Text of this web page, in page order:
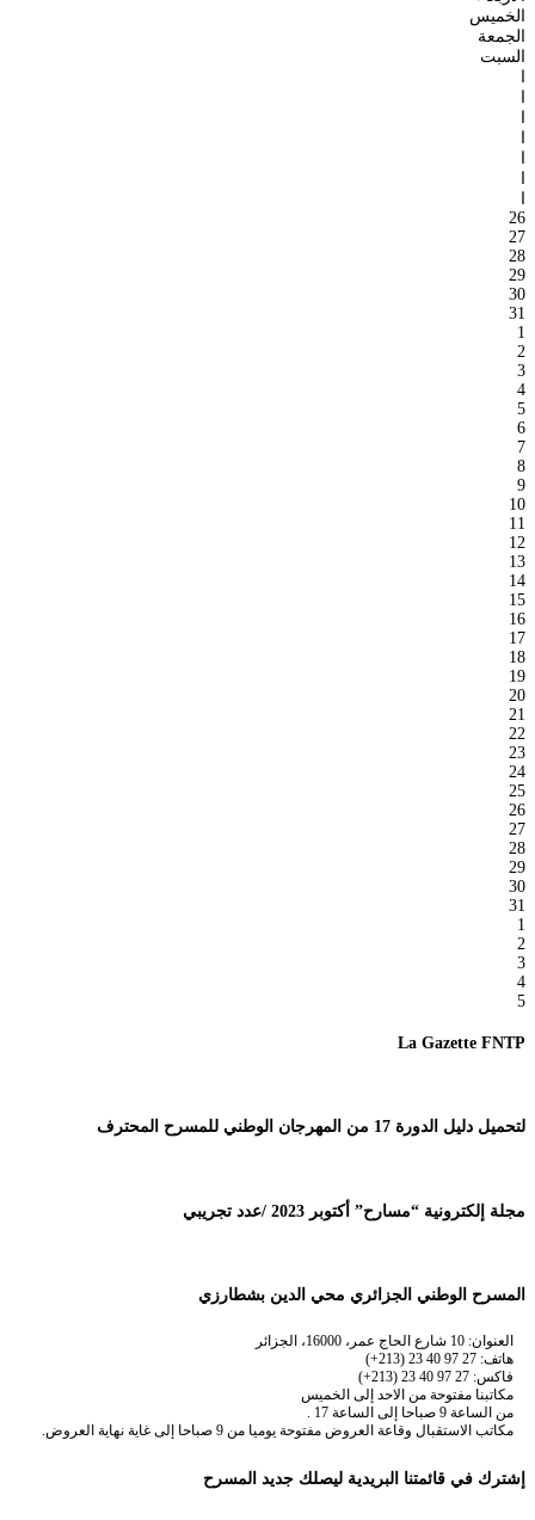
الخميس
الجمعة
السبت
26
27
28
29
30
31
1
2
3
4
5
6
7
8
9
10
11
12
13
14
15
16
17
18
19
20
21
22
23
24
25
26
27
28
29
30
31
1
2
3
4
5
La Gazette FNTP
لتحميل دليل الدورة 17 من المهرجان الوطني للمسرح المحترف
مجلة إلكترونية “مسارح” أكتوبر 2023 /عدد تجريبي
المسرح الوطني الجزائري محي الدين بشطارزي
العنوان: 10 شارع الحاج عمر، 16000، الجزائر
هاتف: 27 97 40 23 (213+)
فاكس: 27 97 40 23 (213+)
مكاتبنا مفتوحة من الاحد إلى الخميس
من الساعة 9 صباحا إلى الساعة 17 .
مكاتب الاستقبال وقاعة العروض مفتوحة يوميا من 9 صباحا إلى غاية نهاية العروض.
إشترك في قائمتنا البريدية ليصلك جديد المسرح